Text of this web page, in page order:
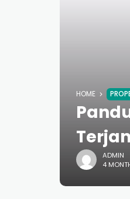
HOME
ADMIN
4